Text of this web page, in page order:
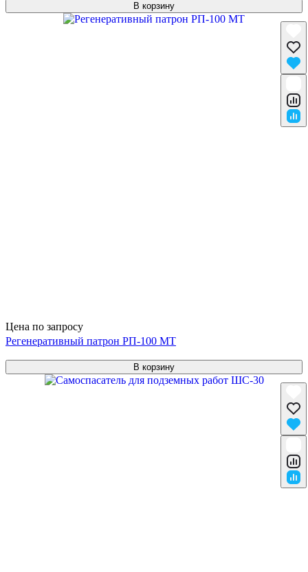
В корзину
Цена по запросу
Регенеративный патрон РП-100 МТ
В корзину